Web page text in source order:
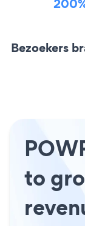
Bezoekers
to